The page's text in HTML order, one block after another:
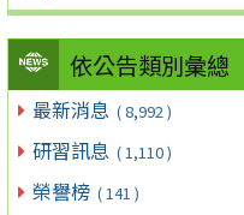
依公告類別彙總
最新消息 ( 8,992 )
研習訊息 ( 1,110 )
榮譽榜 ( 141 )